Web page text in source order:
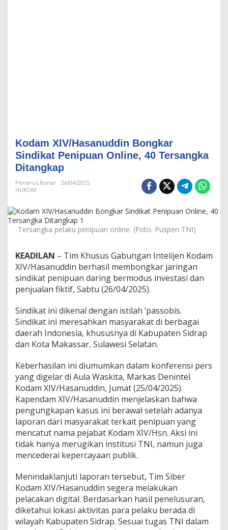
n
d
i
a
n
i
p
a
n
O
n
l
n
,
4
0
e
r
s
a
n
g
k
a
D
i
t
n
g
k
a
p
Kodam XIV/Hasanuddin Bongkar
Sindikat Penipuan Online, 40 Tersangka
Ditangkap
Penerus Bonar
26/04/2025
HUKUM
Tersangka pelaku penipuan online. (Foto. Puspen TNI)
KEADILAN – Tim Khusus Gabungan Intelijen Kodam
XIV/Hasanuddin berhasil membongkar jaringan
sindikat penipuan daring bermodus investasi dan
penjualan fiktif, Sabtu (26/04/2025).
Sindikat ini dikenal dengan istilah ‘passobis.
Sindikat ini meresahkan masyarakat di berbagai
daerah Indonesia, khususnya di Kabupaten Sidrap
dan Kota Makassar, Sulawesi Selatan.
Keberhasilan ini diumumkan dalam konferensi pers
yang digelar di Aula Waskita, Markas Denintel
Kodam XIV/Hasanuddin, Jumat (25/04/2025).
Kapendam XIV/Hasanuddin menjelaskan bahwa
pengungkapan kasus ini berawal setelah adanya
laporan dari masyarakat terkait penipuan yang
mencatut nama pejabat Kodam XIV/Hsn. Aksi ini
tidak hanya merugikan institusi TNI, namun juga
mencederai kepercayaan publik.
Menindaklanjuti laporan tersebut, Tim Siber
Kodam XIV/Hasanuddin segera melakukan
pelacakan digital. Berdasarkan hasil penelusuran,
diketahui lokasi aktivitas para pelaku berada di
wilayah Kabupaten Sidrap. Sesuai tugas TNI dalam